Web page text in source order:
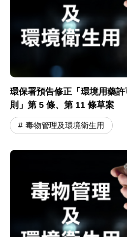
環保署預告修正「環境用藥
則」第 5 條、第 11 條草案
毒物管理及環境衛生用